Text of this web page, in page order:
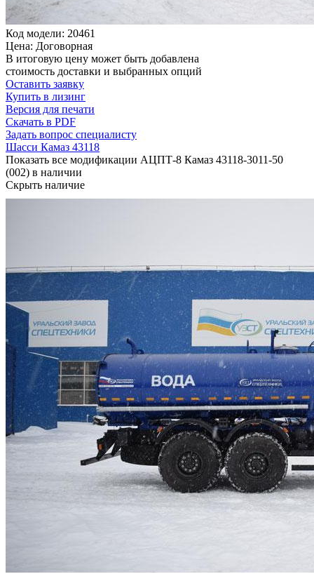
Код модели: 20461
Цена: Договорная
В итоговую цену может быть добавлена
стоимость доставки и выбранных опций
Оставить заявку
Купить в лизинг
Версия для печати
Скачать в PDF
Задать вопрос специалисту
Шасси Камаз 43118
Показать все модификации АЦПТ-8 Камаз 43118-3011-50
(002) в наличии
Скрыть наличие